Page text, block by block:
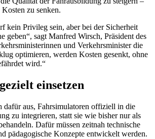
zu senken.
kein Privileg sein, aber bei der Sicherheit
geben“, sagt Manfred Wirsch, Präsident des
und Verkehrsminister die
optimieren, werden Kosten gesenkt, ohne
wird.“
einsetzen
aus, Fahrsimulatoren offiziell in die
zu integrieren, statt sie wie bisher nur als
Dafür müssen zeitnah technische
pädagogische Konzepte entwickelt werden.